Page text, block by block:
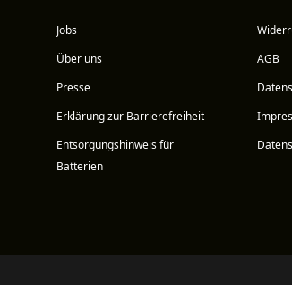
Jobs
Über uns
Presse
Erklärung zur Barrierefreiheit
Entsorgungshinweis für
Batterien
AGB